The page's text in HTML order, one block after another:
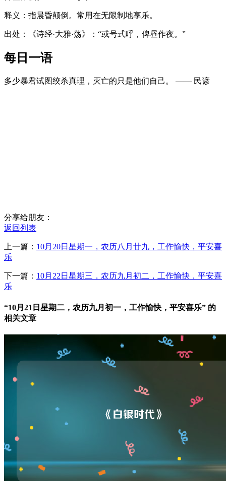
释义：指晨昏颠倒。常用在无限制地享乐。
出处：《诗经·大雅·荡》：“或号式呼，俾昼作夜。”
每日一语
多少暴君试图绞杀真理，灭亡的只是他们自己。 —— 民谚
分享给朋友：
返回列表
上一篇： 10月20日星期一，农历八月廿九，工作愉快，平安喜
乐
下一篇： 10月22日星期三，农历九月初二，工作愉快，平安喜
乐
“10月21日星期二，农历九月初一，工作愉快，平安喜乐” 的
相关文章